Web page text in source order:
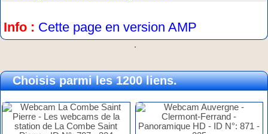
Info : Cette page en version AMP
.
Choisis parmi les 1200 liens.